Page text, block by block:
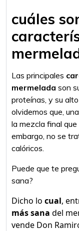
cuáles
Las principales
mermelada son
proteínas, y su
olvidemos que,
la mezcla final
embargo, no se
calóricos.
Puede que te
sana?
Dicho lo cual,
más sana del
vende Don